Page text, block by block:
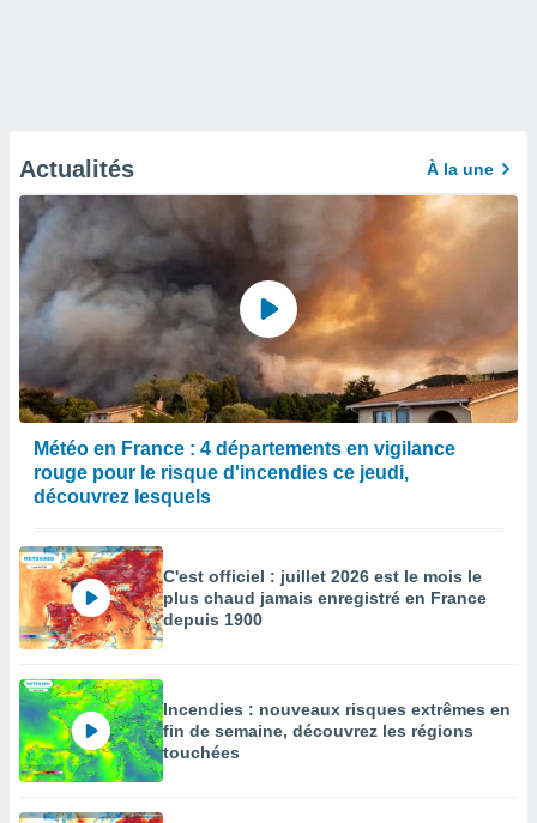
Actualités À la une
Météo en France : 4 départements en vigilance
rouge pour le risque d'incendies ce jeudi,
découvrez lesquels
C'est officiel : juillet 2026 est le mois le
plus chaud jamais enregistré en France
depuis 1900
Incendies : nouveaux risques extrêmes en
fin de semaine, découvrez les régions
touchées